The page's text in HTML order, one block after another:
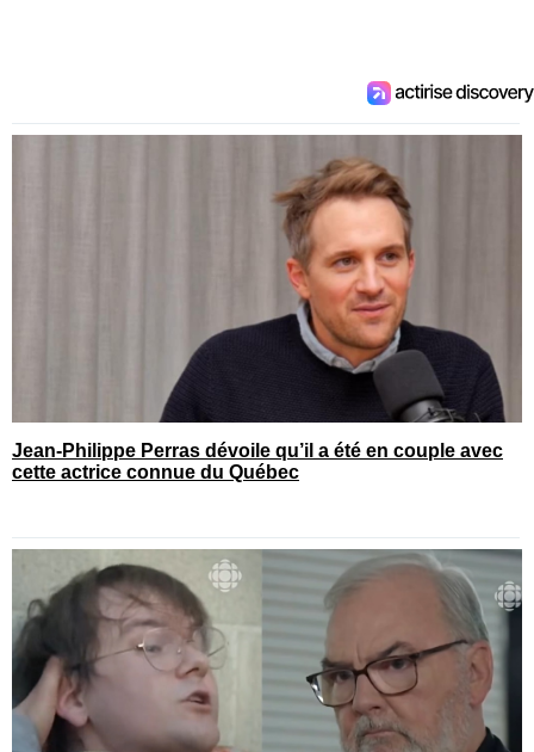
Jean-Philippe Perras dévoile qu’il a été en couple avec
cette actrice connue du Québec